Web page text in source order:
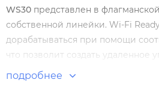
WS30 представлен в
собственной линейки. Wi-Fi
дорабатываться при помощи
что позволит создать удаленное
микроклиматом. Оснащен
подробнее